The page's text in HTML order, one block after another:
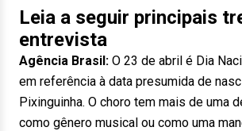
Leia a seguir principais
entrevista
Agência Brasil: O 23 de abril é Dia
em referência à data presumida de
Pixinguinha. O choro tem mais de uma
como gênero musical ou como uma